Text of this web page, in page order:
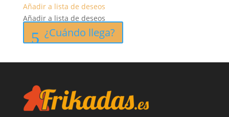
Añadir a lista de deseos
Añadir a lista de deseos
¿Cuándo llega?